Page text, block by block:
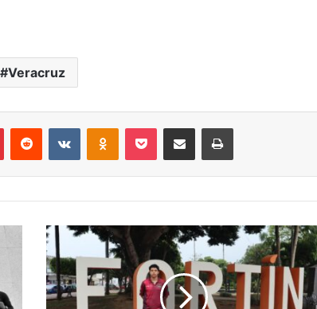
Veracruz
PinterestReddit VKontakteOdnoklassniki
Pocket Compartir por correo electrónicoImprimir
Axel
Giles:
el
joven
fortinense